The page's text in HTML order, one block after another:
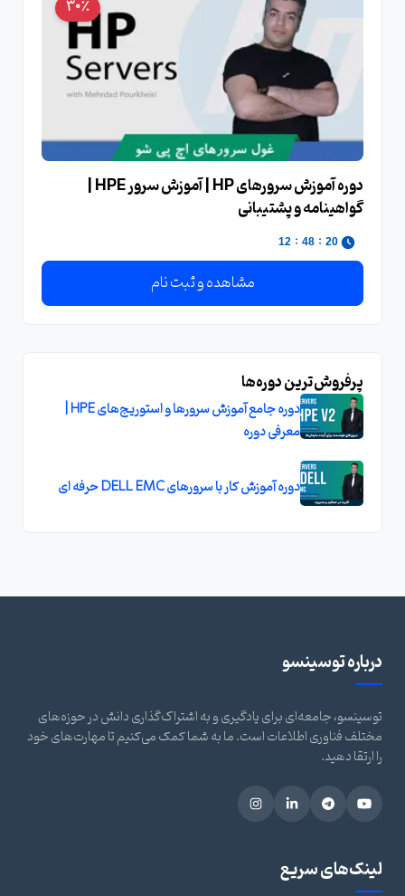
30٪
گواهینامه و پشتیبانی
20
:
48
:
11
مشاهده و ثبت نام
پرفروش‌ترین دوره‌ها
معرفی دوره
دوره آموزش کار با سرورهای DELL EMC حرفه ای
درباره توسینسو
توسینسو، جامعه‌ای برای یادگیری و به اشتراک‌گذاری دانش در حوزه‌های
مختلف فناوری اطلاعات است. ما به شما کمک می‌کنیم تا مهارت‌های خود
را ارتقا دهید.
لینک‌های سریع